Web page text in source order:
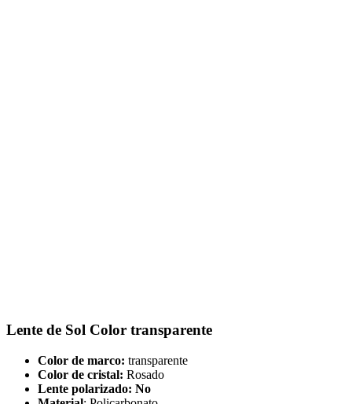
Lente de Sol Color transparente
Color de marco: transparente
Color de cristal: Rosado
Lente polarizado: No